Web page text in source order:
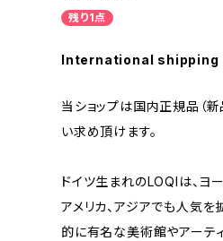
残り1点
International shipping
当ショップは国内正規品（
い求め頂けます。
ドイツ生まれのLOQIは、ヨ
アメリカ、アジアでも人気を
的に有名な美術館やアーテ